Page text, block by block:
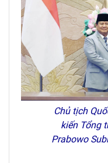
Chủ tịch
kiến Tổng
Prabowo